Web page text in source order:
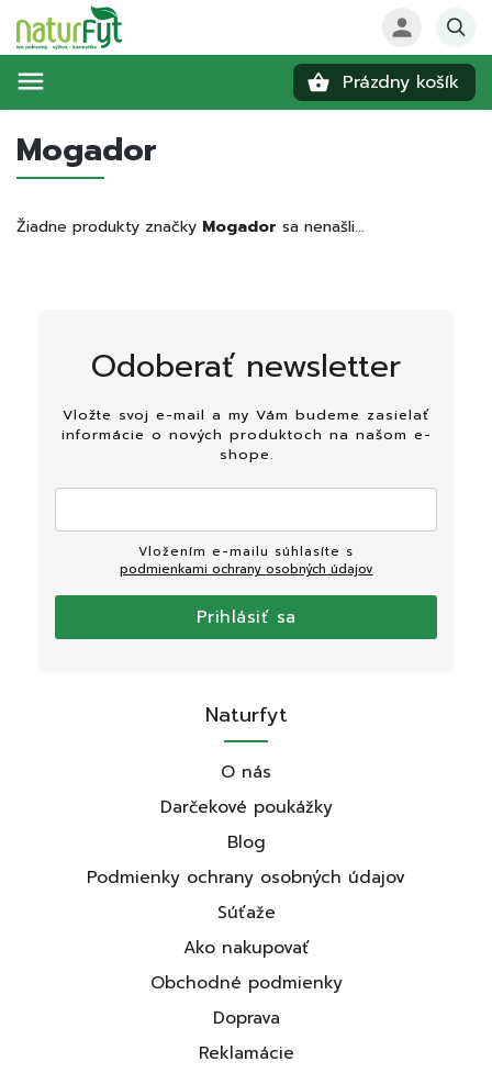
Prázdny košík
Mogador
Žiadne produkty značky Mogador sa nenašli...
Odoberať newsletter
Vložte svoj e-mail a my Vám budeme zasielať
informácie o nových produktoch na našom e-
shope.
podmienkami ochrany osobných údajov
Prihlásiť sa
Naturfyt
O nás
Darčekové poukážky
Blog
Podmienky ochrany osobných údajov
Súťaže
Ako nakupovať
Obchodné podmienky
Doprava
Reklamácie